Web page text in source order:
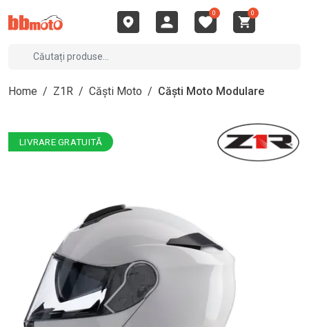
0 0
Home / Z1R / Căști Moto / Căști Moto Modulare
LIVRARE GRATUITĂ